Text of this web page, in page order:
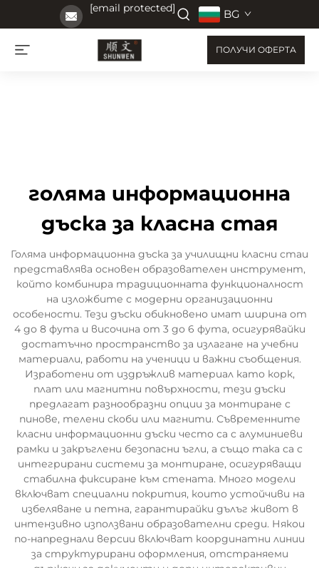
[email protected] BG
ПОЛУЧИ ОФЕРТА
голяма информационна
дъска за класна стая
Голяма информационна дъска за училищни класни стаи
представлява основен образователен инструмент,
който комбинира традиционната функционалност
на изложбите с модерни организационни
особености. Тези дъски обикновено имат ширина от
4 до 8 фута и височина от 3 до 6 фута, осигурявайки
достатъчно пространство за излагане на учебни
материали, работи на ученици и важни съобщения.
Изработени от издръжлив материал като корк,
плат или магнитни повърхности, тези дъски
предлагат разнообразни опции за монтиране с
пинове, телени скоби или магнити. Съвременните
класни информационни дъски често са с алуминиеви
рамки и закръглени безопасни ъгли, а също така са с
интегрирани системи за монтиране, осигуряващи
стабилна фиксиране към стената. Много модели
включват специални покрития, които устойчиви на
избеляване и петна, гарантирайки дълъг живот в
интензивно използвани образователни среди. Някои
по-напреднали версии включват координатни линии
за структурирани оформления, отстраняеми